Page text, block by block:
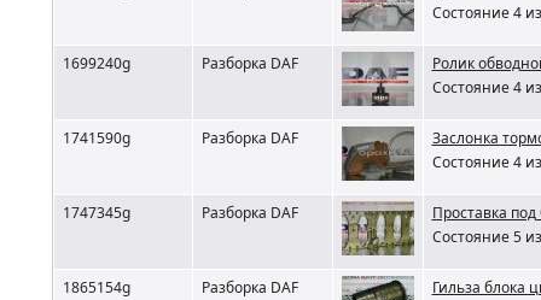
Состояние 4
1699240g Разборка DAF
Ролик
Состояние 4
1741590g Разборка DAF
Заслонка
Состояние 4
1747345g Разборка DAF
Проставка
Состояние 5
1865154g Разборка DAF
Гильза блока